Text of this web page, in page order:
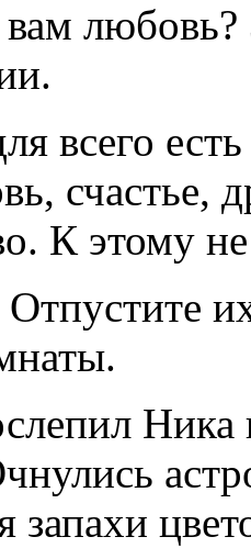
всего
счастье,
К этому
запахи